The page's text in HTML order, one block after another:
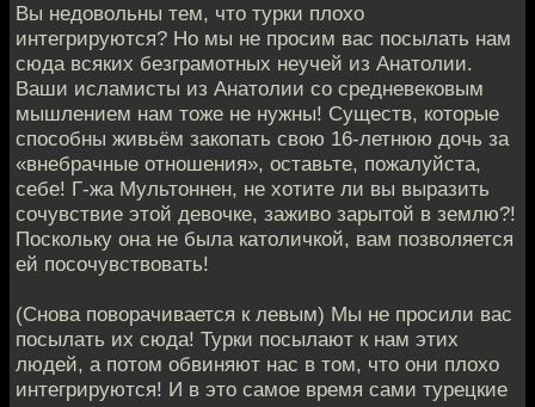
Вы недовольны тем, что турки плохо
интегрируются? Но мы не просим вас посылать нам
сюда всяких безграмотных неучей из Анатолии.
Ваши исламисты из Анатолии со средневековым
мышлением нам тоже не нужны! Существ, которые
способны живьём закопать свою 16-летнюю дочь за
«внебрачные отношения», оставьте, пожалуйста,
себе! Г-жа Мультоннен, не хотите ли вы выразить
сочувствие этой девочке, заживо зарытой в землю?!
Поскольку она не была католичкой, вам позволяется
ей посочувствовать!
(Снова поворачивается к левым) Мы не просили вас
посылать их сюда! Турки посылают к нам этих
людей, а потом обвиняют нас в том, что они плохо
интегрируются! И в это самое время сами турецкие